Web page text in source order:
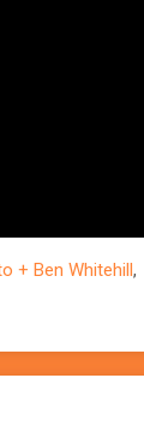
+ Ben Whitehill,